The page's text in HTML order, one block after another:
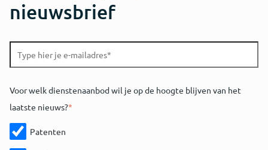
nieuwsbrief
Voor welk dienstenaanbod wil je op de hoogte blijven van het
laatste nieuws?*
Patenten